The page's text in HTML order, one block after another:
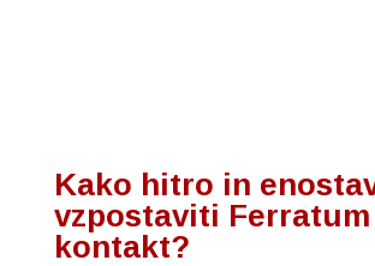
Kako hitro in
vzpostaviti Ferratum
kontakt?